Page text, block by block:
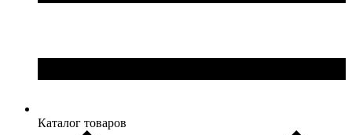
Каталог товаров